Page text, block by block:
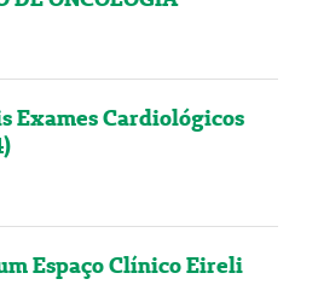
Exames Cardiológicos
Espaço Clínico Eireli